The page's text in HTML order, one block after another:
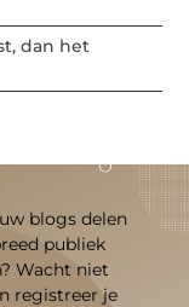
dan het
blogs delen
publiek
Wacht niet
registreer je